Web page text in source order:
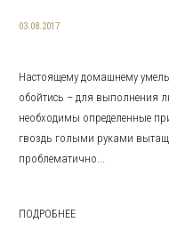
03.08.2017
Настоящему домашнему
обойтись – для выполнения
необходимы определенные
гвоздь голыми руками
проблематично...
ПОДРОБНЕЕ